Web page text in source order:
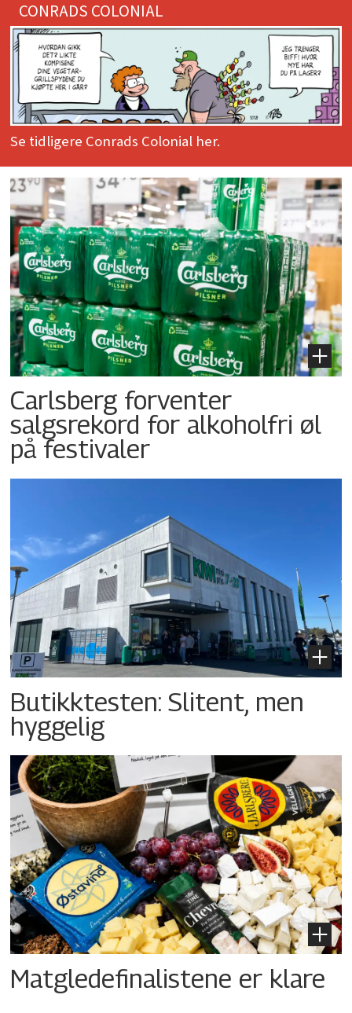
CONRADS COLONIAL
Se tidligere Conrads Colonial her.
Carlsberg forventer
salgsrekord for alkoholfri øl
på festivaler
Butikktesten: Slitent, men
hyggelig
Matgledefinalistene er klare